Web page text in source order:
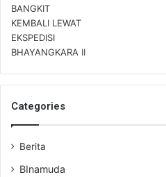
Categories
Berita
BInamuda